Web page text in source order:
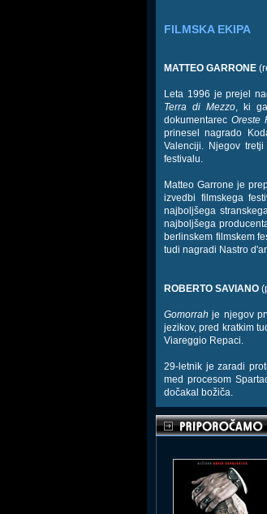
FILMSKA EKIPA
MATTEO GARRONE
Leta 1996 je prejel
Terra di Mezzo, ki
dokumentarec Oreste
prinesel nagrado
Valenciji. Njegov
festivalu.
Matteo Garrone je
izvedbi filmskega
najboljšega
najboljšega
berlinskem filmskem
tudi nagradi Nastro
ROBERTO SAVIANO
Gomorrah je njegov
jezikov, pred kratkim
Viareggio Repaci.
29-letnik je zaradi
med procesom
dočakal božiča.